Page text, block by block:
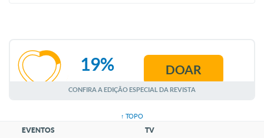
AGOSTO
19% DOAR
CONFIRA A EDIÇÃO ESPECIAL DA REVISTA
↑ TOPO
EVENTOS TV